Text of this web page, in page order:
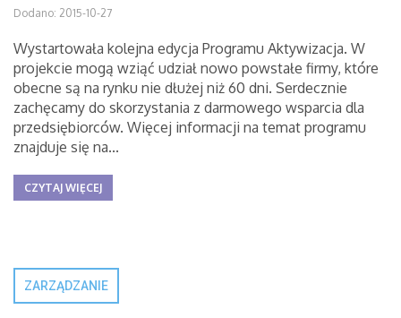
Dodano: 2015-10-27
Wystartowała kolejna edycja Programu Aktywizacja. W
projekcie mogą wziąć udział nowo powstałe firmy, które
obecne są na rynku nie dłużej niż 60 dni. Serdecznie
zachęcamy do skorzystania z darmowego wsparcia dla
przedsiębiorców. Więcej informacji na temat programu
znajduje się na...
CZYTAJ WIĘCEJ
ZARZĄDZANIE